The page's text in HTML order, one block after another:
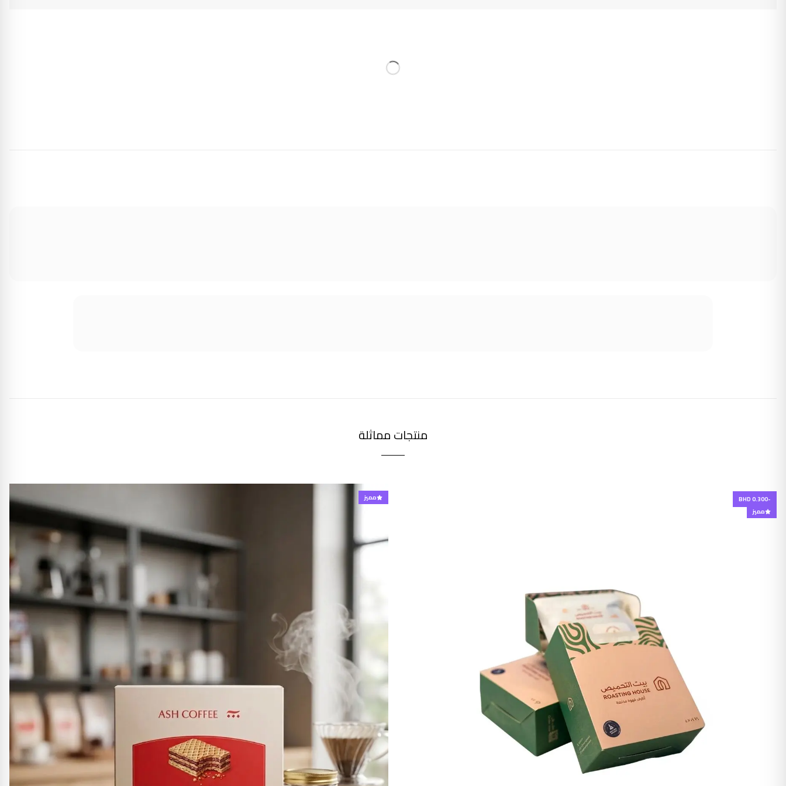
منتجات مماثلة
-BHD 0.300
مميز
مميز